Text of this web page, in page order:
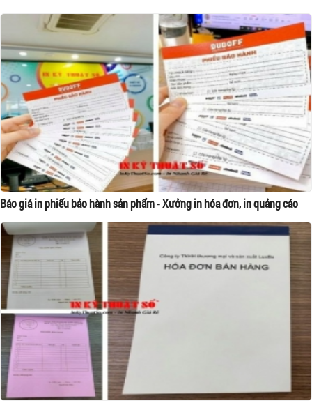
Báo giá in phiếu bảo hành sản phẩm - Xưởng in hóa đơn, in quảng cáo